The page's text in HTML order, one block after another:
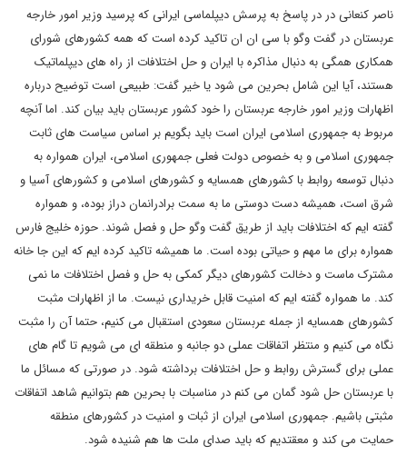
ناصر کنعانی در در پاسخ به پرسش دیپلماسی ایرانی که پرسید وزیر امور خارجه
عربستان در گفت وگو با سی ان ان تاکید کرده است که همه کشورهای شورای
همکاری همگی به دنبال مذاکره با ایران و حل اختلافات از راه های دیپلماتیک
هستند، آیا این شامل بحرین می شود یا خیر گفت: طبیعی است توضیح درباره
اظهارات وزیر امور خارجه عربستان را خود کشور عربستان باید بیان کند. اما آنچه
مربوط به جمهوری اسلامی ایران است باید بگویم بر اساس سیاست های ثابت
جمهوری اسلامی و به خصوص دولت فعلی جمهوری اسلامی، ایران همواره به
دنبال توسعه روابط با کشورهای همسایه و کشورهای اسلامی و کشورهای آسیا و
شرق است، همیشه دست دوستی ما به سمت برادرانمان دراز بوده، و همواره
گفته ایم که اختلافات باید از طریق گفت وگو حل و فصل شوند. حوزه خلیج فارس
همواره برای ما مهم و حیاتی بوده است. ما همیشه تاکید کرده ایم که این جا خانه
مشترک ماست و دخالت کشورهای دیگر کمکی به حل و فصل اختلافات ما نمی
کند. ما همواره گفته ایم که امنیت قابل خریداری نیست. ما از اظهارات مثبت
کشورهای همسایه از جمله عربستان سعودی استقبال می کنیم، حتما آن را مثبت
نگاه می کنیم و منتظر اتفاقات عملی دو جانبه و منطقه ای می شویم تا گام های
عملی برای گسترش روابط و حل اختلافات برداشته شود. در صورتی که مسائل ما
با عربستان حل شود گمان می کنم در مناسبات با بحرین هم بتوانیم شاهد اتفاقات
مثبتی باشیم. جمهوری اسلامی ایران از ثبات و امنیت در کشورهای منطقه
حمایت می کند و معقتدیم که باید صدای ملت ها هم شنیده شود.